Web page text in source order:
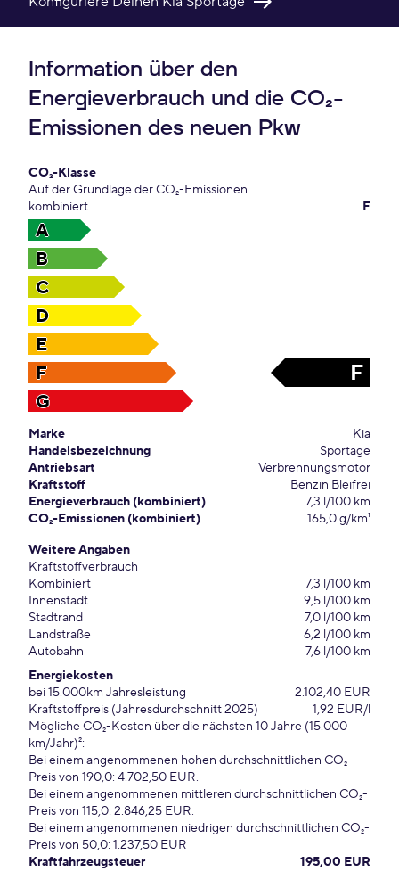
Information über den
Energieverbrauch und die CO₂-
Emissionen des neuen Pkw
CO₂-Klasse
Auf der Grundlage der CO₂-Emissionen
kombiniert
F
A
B
C
D
E
F
F
G
Marke
Kia
Handelsbezeichnung
Sportage
Antriebsart
Verbrennungsmotor
Kraftstoff
Benzin Bleifrei
Energieverbrauch (kombiniert)
7,3 l/100 km
CO₂-Emissionen (kombiniert)
165,0 g/km¹
Weitere Angaben
Kraftstoffverbrauch
Kombiniert
7,3 l/100 km
Innenstadt
9,5 l/100 km
Stadtrand
7,0 l/100 km
Landstraße
6,2 l/100 km
Autobahn
7,6 l/100 km
Energiekosten
bei 15.000km Jahresleistung
2.102,40 EUR
Kraftstoffpreis (Jahresdurchschnitt 2025)
1,92 EUR/l
Mögliche CO₂-Kosten über die nächsten 10 Jahre (15.000
km/Jahr)²:
Bei einem angenommenen hohen durchschnittlichen CO₂-
Preis von 190,0: 4.702,50 EUR.
Bei einem angenommenen mittleren durchschnittlichen CO₂-
Preis von 115,0: 2.846,25 EUR.
Bei einem angenommenen niedrigen durchschnittlichen CO₂-
Preis von 50,0: 1.237,50 EUR
Kraftfahrzeugsteuer
195,00 EUR